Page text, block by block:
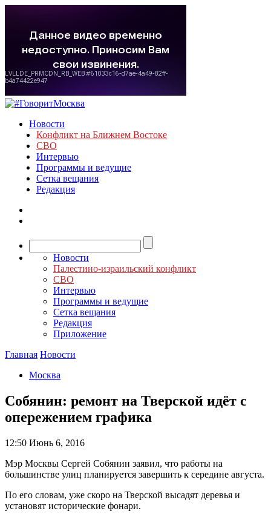
Новости
Конфликт на Ближнем Востоке
СВО
Интервью
Программы и ведущие
Сетка вещания
Редакция
Новости
Палестино-израильский конфликт
СВО
Интервью
Программы и ведущие
Сетка вещания
Редакция
Приложение
Главная Новости
Москва
Собянин: ремонт на Тверской идёт с
опережением графика
12:50 Июнь 6, 2016
Мэр Москвы Сергей Собянин заявил, что работы на
большинстве улиц планируется завершить к середине августа.
По его словам, уже скоро на Тверской высадят деревья и
установят исторические фонари.